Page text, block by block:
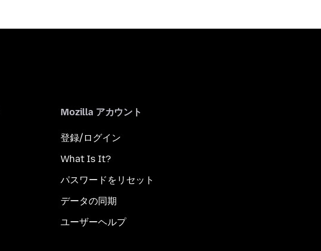
Mozilla アカウント
登録/ログイン
What Is It?
パスワードをリセット
データの同期
ユーザーヘルプ